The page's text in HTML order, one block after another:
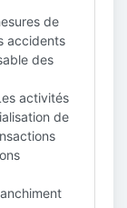
de
accidents
des
activités
de